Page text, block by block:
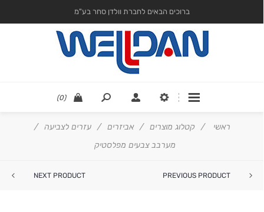
ברוכים הבאים לחברת וולדן סחר בע"מ
(0)
ראשי / קטלוג מוצרים / אביזרים / עזרים לצביעה /
מערבב צבעים מפלסטיק
PREVIOUS PRODUCT
NEXT PRODUCT